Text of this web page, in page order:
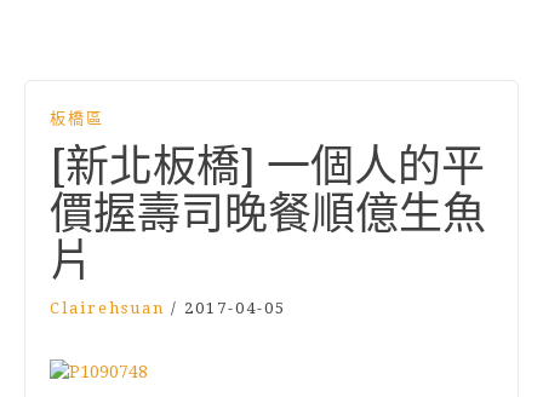
板橋區
[新北板橋] 一個人的平
價握壽司晚餐順億生魚
片
Clairehsuan / 2017-04-05